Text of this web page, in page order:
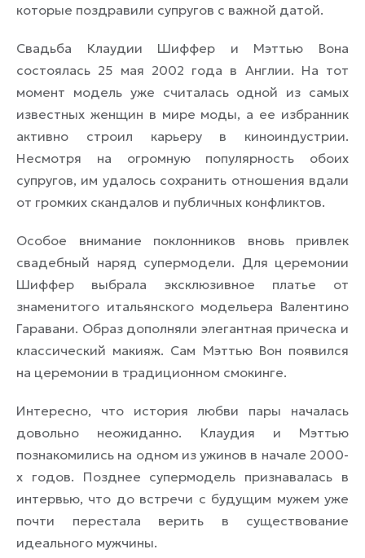
которые поздравили супругов с важной датой.
Свадьба Клаудии Шиффер и Мэттью Вона
состоялась 25 мая 2002 года в Англии. На тот
момент модель уже считалась одной из самых
известных женщин в мире моды, а ее избранник
активно строил карьеру в киноиндустрии.
Несмотря на огромную популярность обоих
супругов, им удалось сохранить отношения вдали
от громких скандалов и публичных конфликтов.
Особое внимание поклонников вновь привлек
свадебный наряд супермодели. Для церемонии
Шиффер выбрала эксклюзивное платье от
знаменитого итальянского модельера Валентино
Гаравани. Образ дополняли элегантная прическа и
классический макияж. Сам Мэттью Вон появился
на церемонии в традиционном смокинге.
Интересно, что история любви пары началась
довольно неожиданно. Клаудия и Мэттью
познакомились на одном из ужинов в начале 2000-
х годов. Позднее супермодель признавалась в
интервью, что до встречи с будущим мужем уже
почти перестала верить в существование
идеального мужчины.